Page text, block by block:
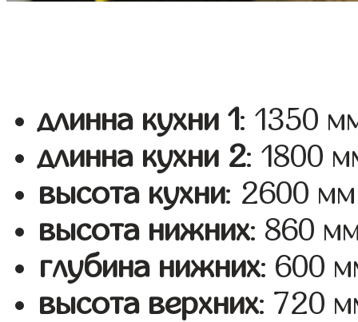
длинна кухни 1: 1350
длинна кухни 2: 1800
высота кухни: 2600 мм
высота нижних: 860
глубина нижних: 600
высота верхних: 720